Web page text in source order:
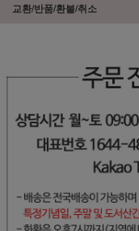
교환/반품/환불/취소